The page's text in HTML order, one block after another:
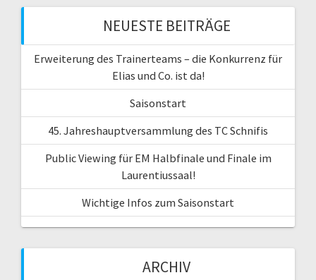
NEUESTE BEITRÄGE
Erweiterung des Trainerteams – die Konkurrenz für
Elias und Co. ist da!
Saisonstart
45. Jahreshauptversammlung des TC Schnifis
Public Viewing für EM Halbfinale und Finale im
Laurentiussaal!
Wichtige Infos zum Saisonstart
ARCHIV